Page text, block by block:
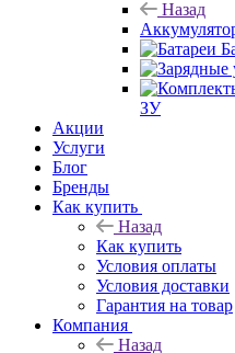
Назад
ЗУ
Акции
Услуги
Блог
Бренды
Как купить
Назад
Как купить
Условия оплаты
Условия доставки
Гарантия на товар
Компания
Назад